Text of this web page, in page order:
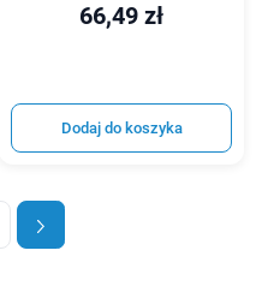
66,49 zł
Dodaj do koszyka